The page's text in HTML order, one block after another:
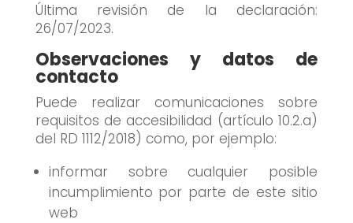
Última revisión de la declaración:
26/07/2023.
Observaciones y datos de
contacto
Puede realizar comunicaciones sobre
requisitos de accesibilidad (artículo 10.2.a)
del RD 1112/2018) como, por ejemplo:
informar sobre cualquier posible
incumplimiento por parte de este sitio
web